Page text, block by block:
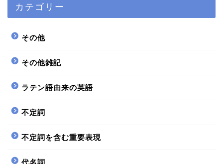
カテゴリー
その他
その他雑記
ラテン語由来の英語
不定詞
不定詞を含む重要表現
代名詞